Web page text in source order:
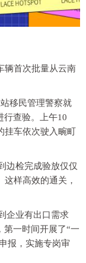
辆首次批量从云南
移民管理警察就
行查验。上午10
挂车依次驶入畹町
边检完成验放仅仅
样高效的通关，
企业有出口需求
第一时间开展了“一
报，实施专岗审